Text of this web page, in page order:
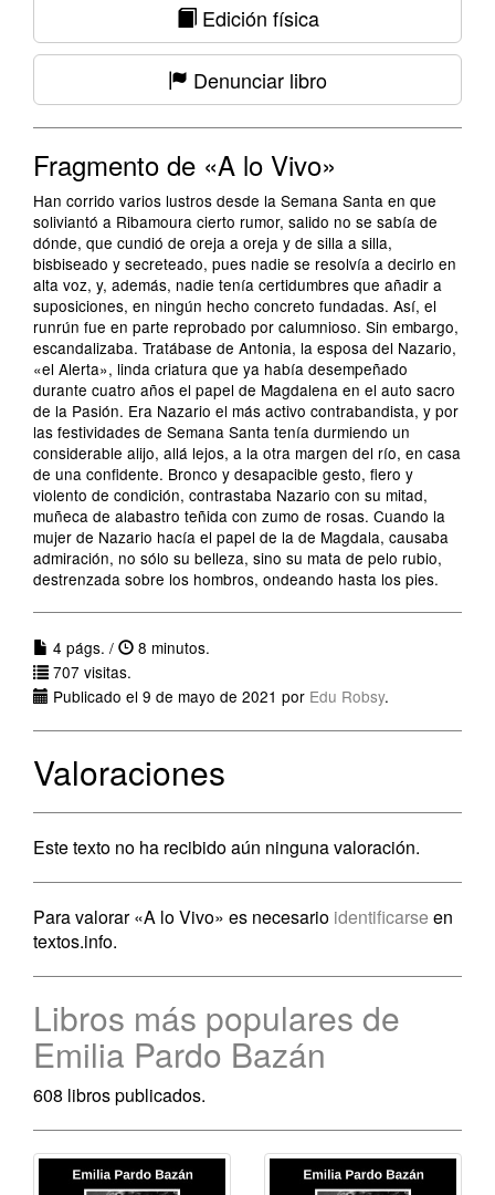
Edición física
Denunciar libro
Fragmento de «A lo Vivo»
Han corrido varios lustros desde la Semana Santa en que
soliviantó a Ribamoura cierto rumor, salido no se sabía de
dónde, que cundió de oreja a oreja y de silla a silla,
bisbiseado y secreteado, pues nadie se resolvía a decirlo en
alta voz, y, además, nadie tenía certidumbres que añadir a
suposiciones, en ningún hecho concreto fundadas. Así, el
runrún fue en parte reprobado por calumnioso. Sin embargo,
escandalizaba. Tratábase de Antonia, la esposa del Nazario,
«el Alerta», linda criatura que ya había desempeñado
durante cuatro años el papel de Magdalena en el auto sacro
de la Pasión. Era Nazario el más activo contrabandista, y por
las festividades de Semana Santa tenía durmiendo un
considerable alijo, allá lejos, a la otra margen del río, en casa
de una confidente. Bronco y desapacible gesto, fiero y
violento de condición, contrastaba Nazario con su mitad,
muñeca de alabastro teñida con zumo de rosas. Cuando la
mujer de Nazario hacía el papel de la de Magdala, causaba
admiración, no sólo su belleza, sino su mata de pelo rubio,
destrenzada sobre los hombros, ondeando hasta los pies.
4 págs. /
8 minutos.
707 visitas.
Publicado el 9 de mayo de 2021 por Edu Robsy.
Valoraciones
Este texto no ha recibido aún ninguna valoración.
Para valorar «A lo Vivo» es necesario identificarse en
textos.info.
Libros más populares de
Emilia Pardo Bazán
608 libros publicados.